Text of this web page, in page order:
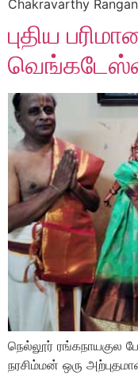
Chakravarthy
புதிய
நெல்லூர் ரங்கநாயகுல
நரசிம்மன் ஒரு